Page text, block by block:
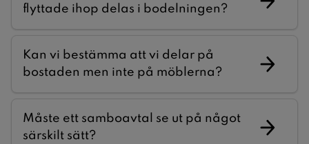
flyttade ihop delas i bodelningen?
Kan vi bestämma att vi delar på
bostaden men inte på möblerna?
Måste ett samboavtal se ut på något
särskilt sätt?